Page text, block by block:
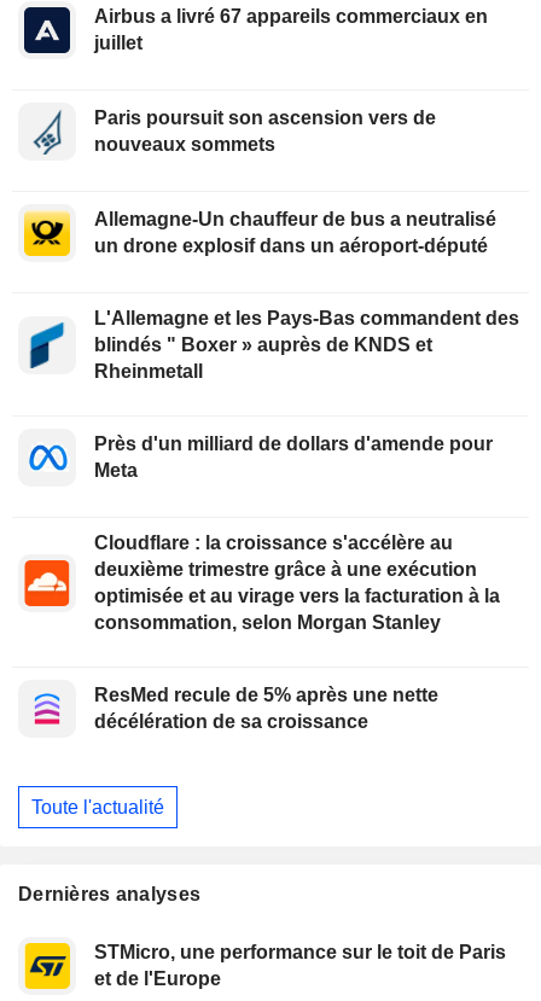
Airbus a livré 67 appareils commerciaux en
juillet
Paris poursuit son ascension vers de
nouveaux sommets
Allemagne-Un chauffeur de bus a neutralisé
un drone explosif dans un aéroport-député
L'Allemagne et les Pays-Bas commandent des
blindés " Boxer » auprès de KNDS et
Rheinmetall
Près d'un milliard de dollars d'amende pour
Meta
Cloudflare : la croissance s'accélère au
deuxième trimestre grâce à une exécution
optimisée et au virage vers la facturation à la
consommation, selon Morgan Stanley
ResMed recule de 5% après une nette
décélération de sa croissance
Toute l'actualité
Dernières analyses
STMicro, une performance sur le toit de Paris
et de l'Europe